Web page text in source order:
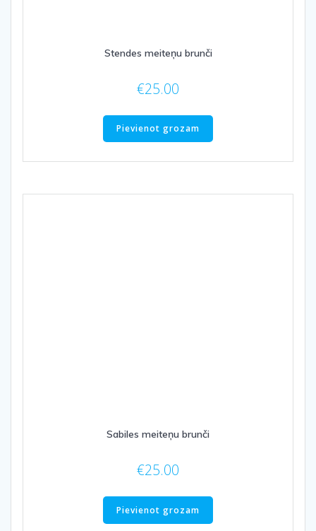
Stendes meiteņu brunči
€25.00
Pievienot grozam
Sabiles meiteņu brunči
€25.00
Pievienot grozam